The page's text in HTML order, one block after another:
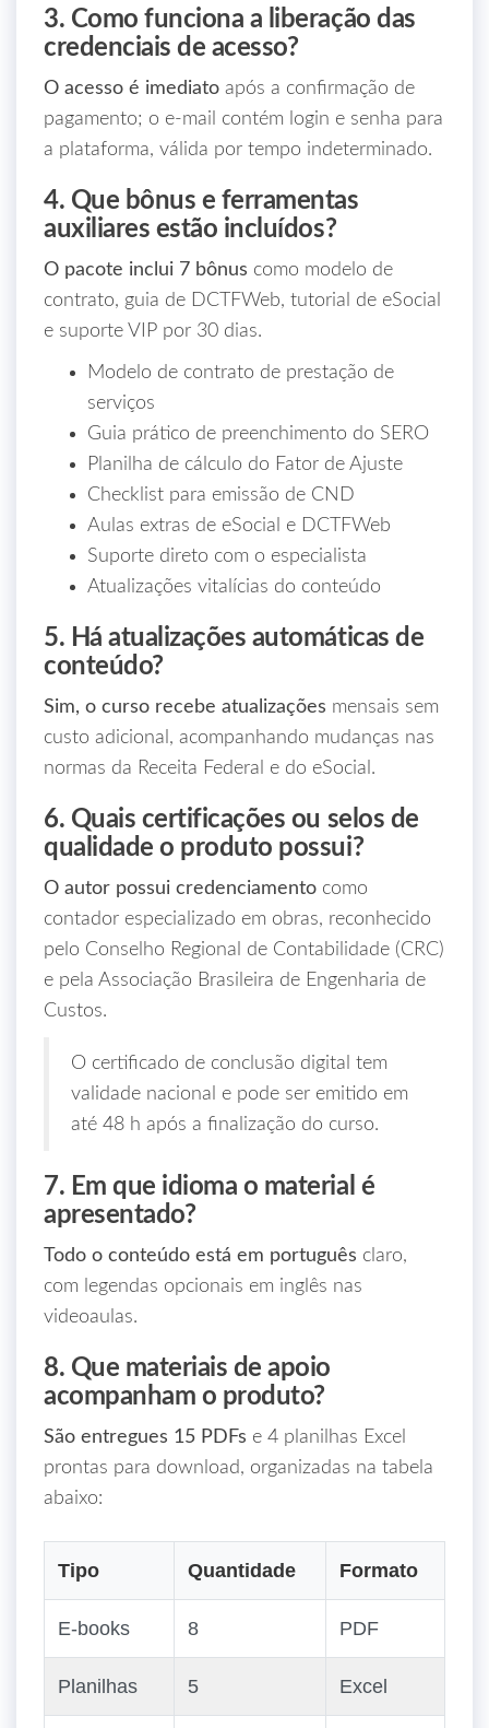
3. Como funciona a liberação das
credenciais de acesso?
O acesso é imediato após a confirmação de
pagamento; o e‑mail contém login e senha para
a plataforma, válida por tempo indeterminado.
4. Que bônus e ferramentas
auxiliares estão incluídos?
O pacote inclui 7 bônus como modelo de
contrato, guia de DCTFWeb, tutorial de eSocial
e suporte VIP por 30 dias.
Modelo de contrato de prestação de
serviços
Guia prático de preenchimento do SERO
Planilha de cálculo do Fator de Ajuste
Checklist para emissão de CND
Aulas extras de eSocial e DCTFWeb
Suporte direto com o especialista
Atualizações vitalícias do conteúdo
5. Há atualizações automáticas de
conteúdo?
Sim, o curso recebe atualizações mensais sem
custo adicional, acompanhando mudanças nas
normas da Receita Federal e do eSocial.
6. Quais certificações ou selos de
qualidade o produto possui?
O autor possui credenciamento como
contador especializado em obras, reconhecido
pelo Conselho Regional de Contabilidade (CRC)
e pela Associação Brasileira de Engenharia de
Custos.
O certificado de conclusão digital tem
validade nacional e pode ser emitido em
até 48 h após a finalização do curso.
7. Em que idioma o material é
apresentado?
Todo o conteúdo está em português claro,
com legendas opcionais em inglês nas
videoaulas.
8. Que materiais de apoio
acompanham o produto?
São entregues 15 PDFs e 4 planilhas Excel
prontas para download, organizadas na tabela
abaixo:
Tipo Quantidade Formato
E‑books 8 PDF
Planilhas 5 Excel